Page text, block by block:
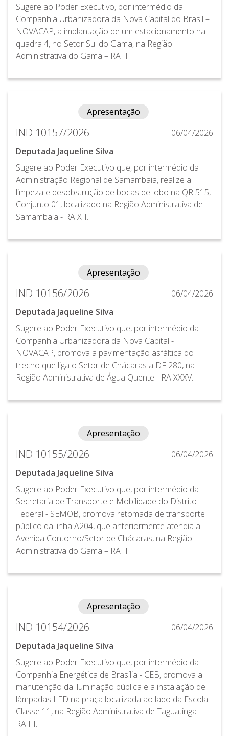
Sugere ao Poder Executivo, por intermédio da
Companhia Urbanizadora da Nova Capital do Brasil –
NOVACAP, a implantação de um estacionamento na
quadra 4, no Setor Sul do Gama, na Região
Administrativa do Gama – RA II
Apresentação
IND 10157/2026
06/04/2026
Deputada Jaqueline Silva
Sugere ao Poder Executivo que, por intermédio da
Administração Regional de Samambaia, realize a
limpeza e desobstrução de bocas de lobo na QR 515,
Conjunto 01, localizado na Região Administrativa de
Samambaia - RA XII.
Apresentação
IND 10156/2026
06/04/2026
Deputada Jaqueline Silva
Sugere ao Poder Executivo que, por intermédio da
Companhia Urbanizadora da Nova Capital -
NOVACAP, promova a pavimentação asfáltica do
trecho que liga o Setor de Chácaras a DF 280, na
Região Administrativa de Água Quente - RA XXXV.
Apresentação
IND 10155/2026
06/04/2026
Deputada Jaqueline Silva
Sugere ao Poder Executivo que, por intermédio da
Secretaria de Transporte e Mobilidade do Distrito
Federal - SEMOB, promova retomada de transporte
público da linha A204, que anteriormente atendia a
Avenida Contorno/Setor de Chácaras, na Região
Administrativa do Gama – RA II
Apresentação
IND 10154/2026
06/04/2026
Deputada Jaqueline Silva
Sugere ao Poder Executivo que, por intermédio da
Companhia Energética de Brasília - CEB, promova a
manutenção da iluminação pública e a instalação de
lâmpadas LED na praça localizada ao lado da Escola
Classe 11, na Região Administrativa de Taguatinga -
RA III.